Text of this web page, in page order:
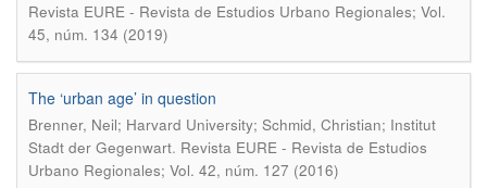
Revista EURE - Revista de Estudios Urbano Regionales; Vol.
45, núm. 134 (2019)
The ‘urban age’ in question
Brenner, Neil; Harvard University; Schmid, Christian; Institut
Stadt der Gegenwart. Revista EURE - Revista de Estudios
Urbano Regionales; Vol. 42, núm. 127 (2016)